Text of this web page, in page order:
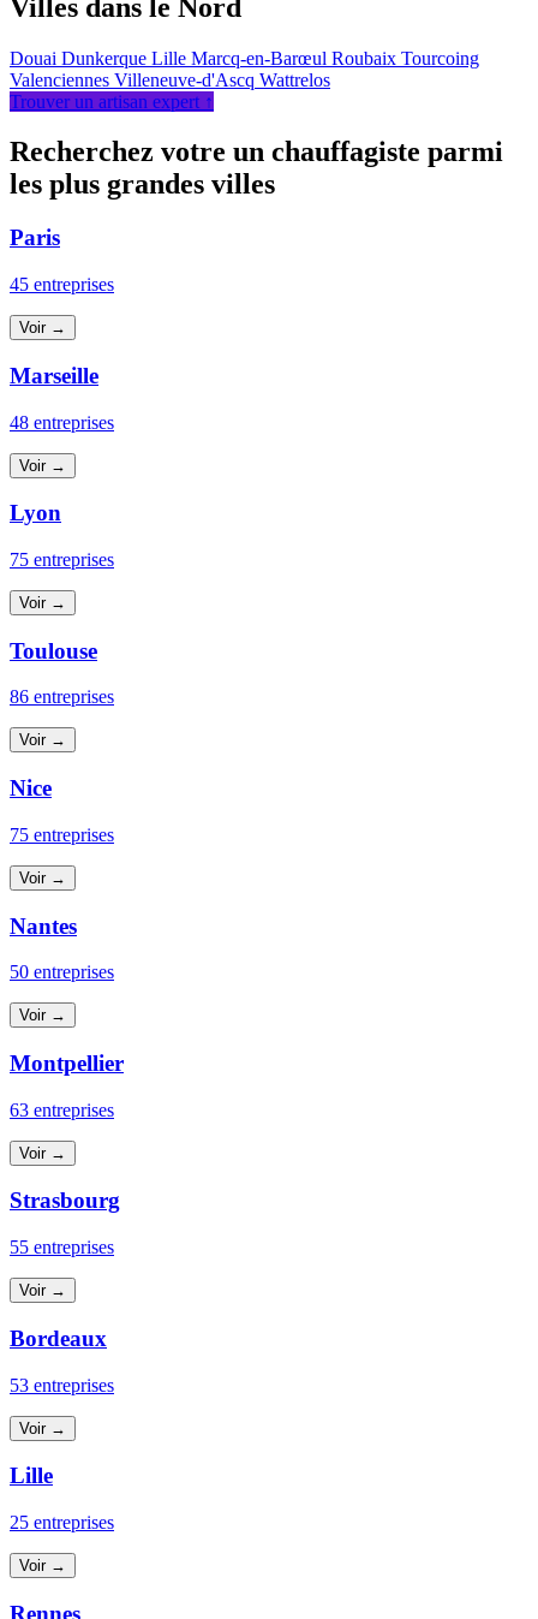
Villes dans le Nord
Douai Dunkerque Lille Marcq-en-Barœul Roubaix Tourcoing
Valenciennes Villeneuve-d'Ascq Wattrelos
Trouver un artisan expert ↑
Recherchez votre un chauffagiste parmi
les plus grandes villes
Paris
45 entreprises
Voir →
Marseille
48 entreprises
Voir →
Lyon
75 entreprises
Voir →
Toulouse
86 entreprises
Voir →
Nice
75 entreprises
Voir →
Nantes
50 entreprises
Voir →
Montpellier
63 entreprises
Voir →
Strasbourg
55 entreprises
Voir →
Bordeaux
53 entreprises
Voir →
Lille
25 entreprises
Voir →
Rennes